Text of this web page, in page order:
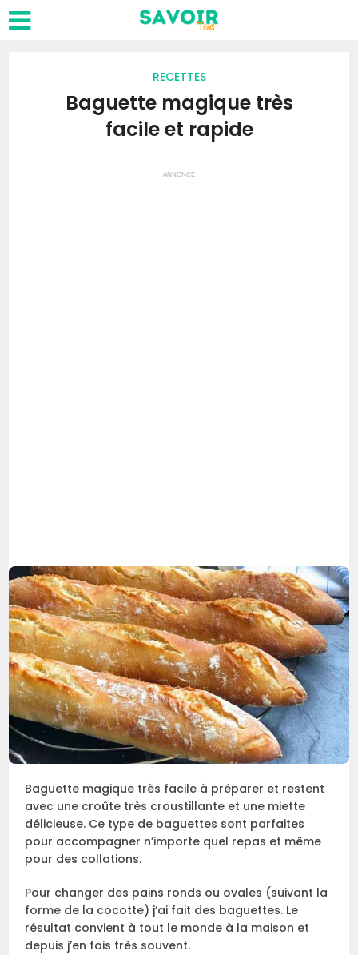
RECETTES
Baguette magique très
facile et rapide
ANNONCE
Baguette magique très facile à préparer et restent
avec une croûte très croustillante et une miette
délicieuse. Ce type de baguettes sont parfaites
pour accompagner n’importe quel repas et même
pour des collations.
Pour changer des pains ronds ou ovales (suivant la
forme de la cocotte) j’ai fait des baguettes. Le
résultat convient à tout le monde à la maison et
depuis j’en fais très souvent.